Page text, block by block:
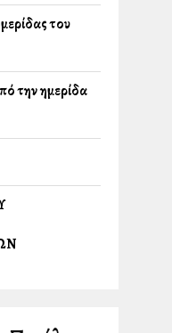
του
την ημερίδα